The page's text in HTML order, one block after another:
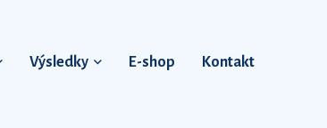
Výsledky E-shop Kontakt